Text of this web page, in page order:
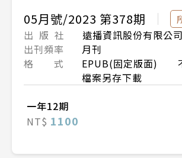
05月號/2023 第378期
出 版 社
遠播資訊股份有限公司
出刊頻率
月刊
格 式
EPUB(固定版面)
檔案另存下載
一年12期
NT$ 1100